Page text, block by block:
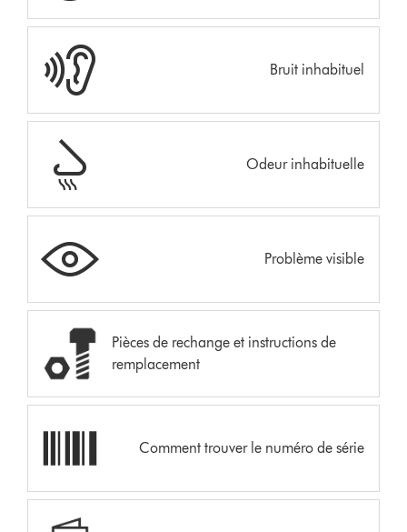
Bruit inhabituel
Odeur inhabituelle
Problème visible
Pièces de rechange et instructions de
remplacement
Comment trouver le numéro de série